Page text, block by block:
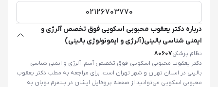
02126703770
درباره دکتر یعقوب محبوبی اسکویی فوق تخصص آلرژی و
ایمنی شناسی بالینی(آلرژی و ایمونولوژی بالینی)
نظام پزشکی80607
دکتر یعقوب محبوبی اسکویی فوق تخصص آسم، آلرژی و ایمنی شناسی
بالینی در استان تهران و شهر تهران است. برای مراجعه به مطب دکتر یعقوب
محبوبی اسکویی می‌توانید از صفحه پروفایل ایشان در پلتفرم نوبان به